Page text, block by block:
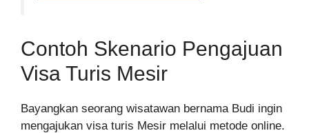
Contoh Skenario Pengajuan
Visa Turis Mesir
Bayangkan seorang wisatawan bernama Budi ingin
mengajukan visa turis Mesir melalui metode online.